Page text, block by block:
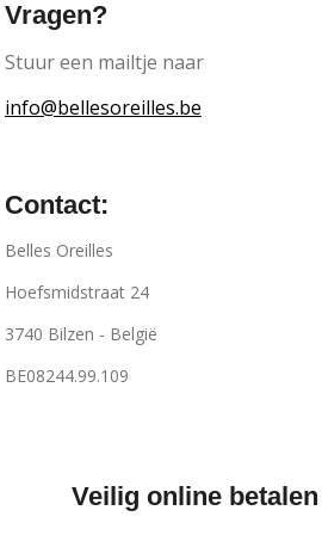
Vragen?
Stuur een mailtje naar
info@bellesoreilles.be
Contact:
Belles Oreilles
Hoefsmidstraat 24
3740 Bilzen - België
BE08244.99.109
Veilig online